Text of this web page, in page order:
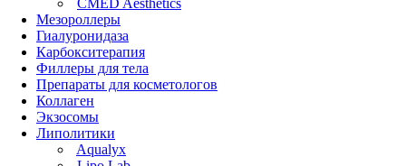
Мезороллеры
Гиалуронидаза
Карбокситерапия
Филлеры для тела
Препараты для косметологов
Коллаген
Экзосомы
Липолитики
Aqualyx